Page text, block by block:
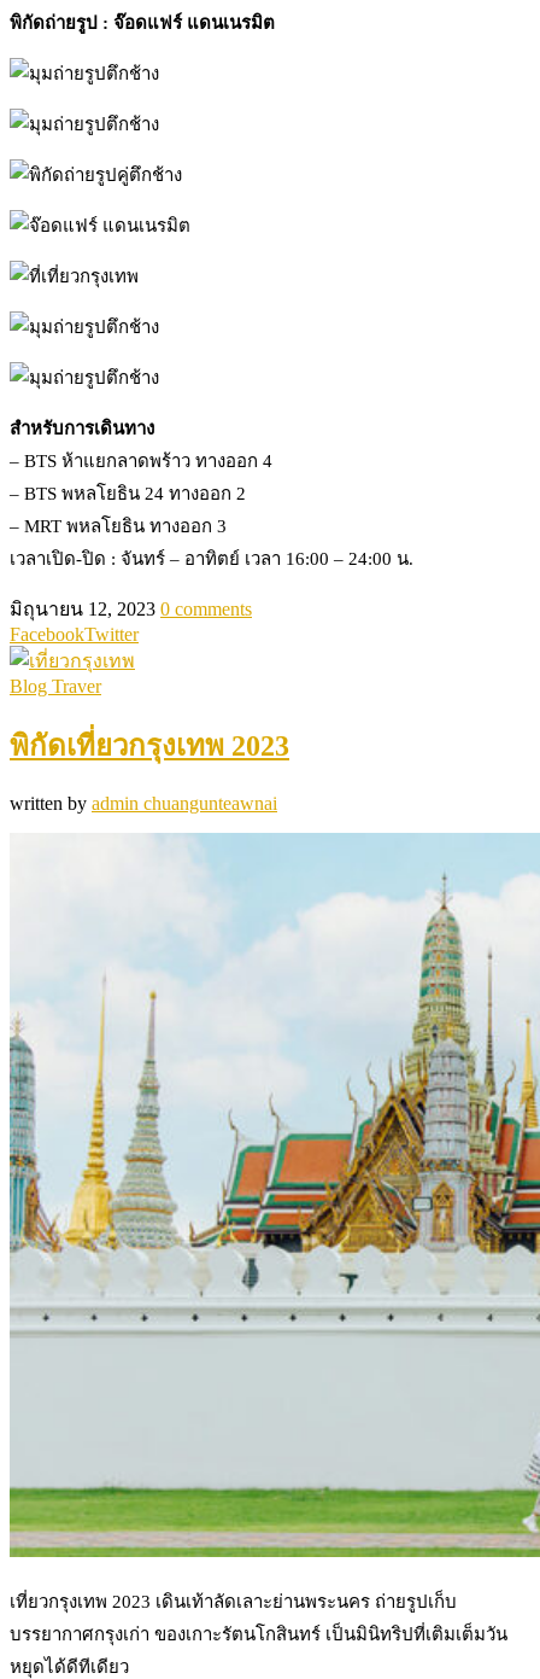
พิกัดถ่ายรูป : จ๊อดแฟร์ แดนเนรมิต
สำหรับการเดินทาง
– BTS ห้าแยกลาดพร้าว ทางออก 4
– BTS พหลโยธิน 24 ทางออก 2
– MRT พหลโยธิน ทางออก 3
เวลาเปิด-ปิด : จันทร์ – อาทิตย์ เวลา 16:00 – 24:00 น.
มิถุนายน 12, 2023 0 comments
FacebookTwitter
Blog Traver
พิกัดเที่ยวกรุงเทพ 2023
written by admin chuangunteawnai
เที่ยวกรุงเทพ 2023 เดินเท้าลัดเลาะย่านพระนคร ถ่ายรูปเก็บ
บรรยากาศกรุงเก่า ของเกาะรัตนโกสินทร์ เป็นมินิทริปที่เติมเต็มวัน
หยุดได้ดีทีเดียว